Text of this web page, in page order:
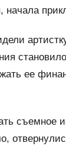
начала
ее
съемное